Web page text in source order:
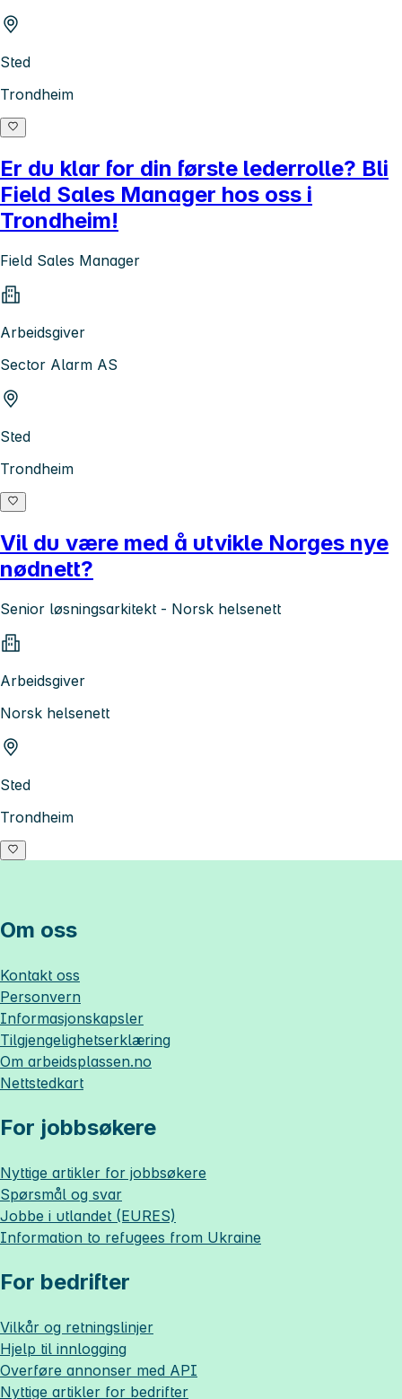
Sted
Trondheim
Er du klar for din første lederrolle? Bli
Field Sales Manager hos oss i
Trondheim!
Field Sales Manager
Arbeidsgiver
Sector Alarm AS
Sted
Trondheim
Vil du være med å utvikle Norges nye
nødnett?
Senior løsningsarkitekt - Norsk helsenett
Arbeidsgiver
Norsk helsenett
Sted
Trondheim
Om oss
Kontakt oss
Personvern
Informasjonskapsler
Tilgjengelighetserklæring
Om arbeidsplassen.no
Nettstedkart
For jobbsøkere
Nyttige artikler for jobbsøkere
Spørsmål og svar
Jobbe i utlandet (EURES)
Information to refugees from Ukraine
For bedrifter
Vilkår og retningslinjer
Hjelp til innlogging
Overføre annonser med API
Nyttige artikler for bedrifter